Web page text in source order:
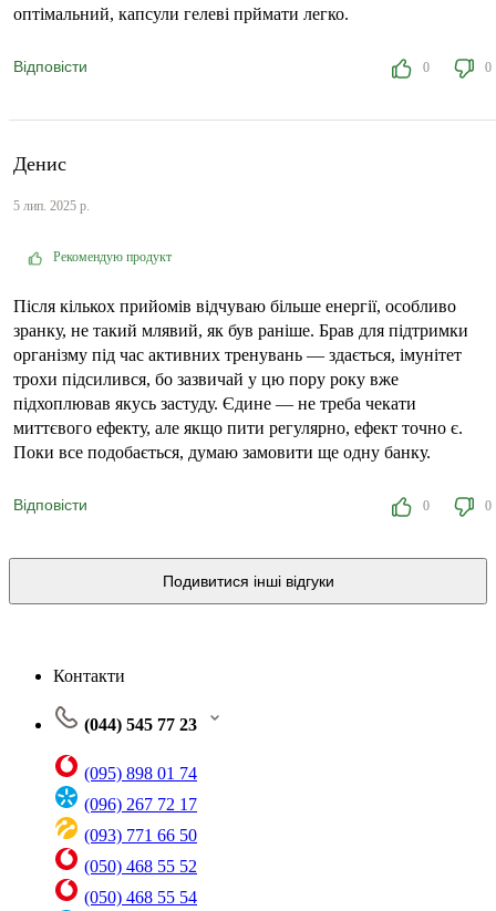
оптімальний, капсули гелеві прймати легко.
Відповісти 0 0
Денис
5 лип. 2025 р.
Рекомендую продукт
Після кількох прийомів відчуваю більше енергії, особливо
зранку, не такий млявий, як був раніше. Брав для підтримки
організму під час активних тренувань — здається, імунітет
трохи підсилився, бо зазвичай у цю пору року вже
підхоплював якусь застуду. Єдине — не треба чекати
миттєвого ефекту, але якщо пити регулярно, ефект точно є.
Поки все подобається, думаю замовити ще одну банку.
Відповісти 0 0
Подивитися інші відгуки
Контакти
(044) 545 77 23
(095) 898 01 74
(096) 267 72 17
(093) 771 66 50
(050) 468 55 52
(050) 468 55 54